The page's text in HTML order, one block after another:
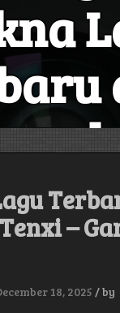
–
18, 2025 /by